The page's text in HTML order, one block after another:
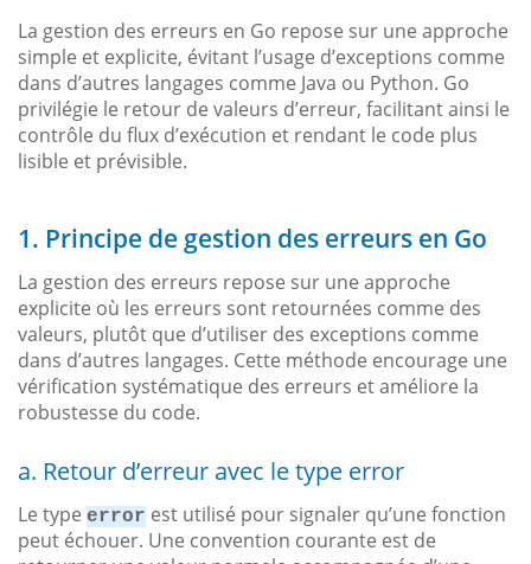
La gestion des erreurs en Go repose sur une approche
simple et explicite, évitant l’usage d’exceptions comme
dans d’autres langages comme Java ou Python. Go
privilégie le retour de valeurs d’erreur, facilitant ainsi le
contrôle du flux d’exécution et rendant le code plus
lisible et prévisible.
1. Principe de gestion des erreurs en Go
La gestion des erreurs repose sur une approche
explicite où les erreurs sont retournées comme des
valeurs, plutôt que d’utiliser des exceptions comme
dans d’autres langages. Cette méthode encourage une
vérification systématique des erreurs et améliore la
robustesse du code.
a. Retour d’erreur avec le type error
Le type error est utilisé pour signaler qu’une fonction
peut échouer. Une convention courante est de